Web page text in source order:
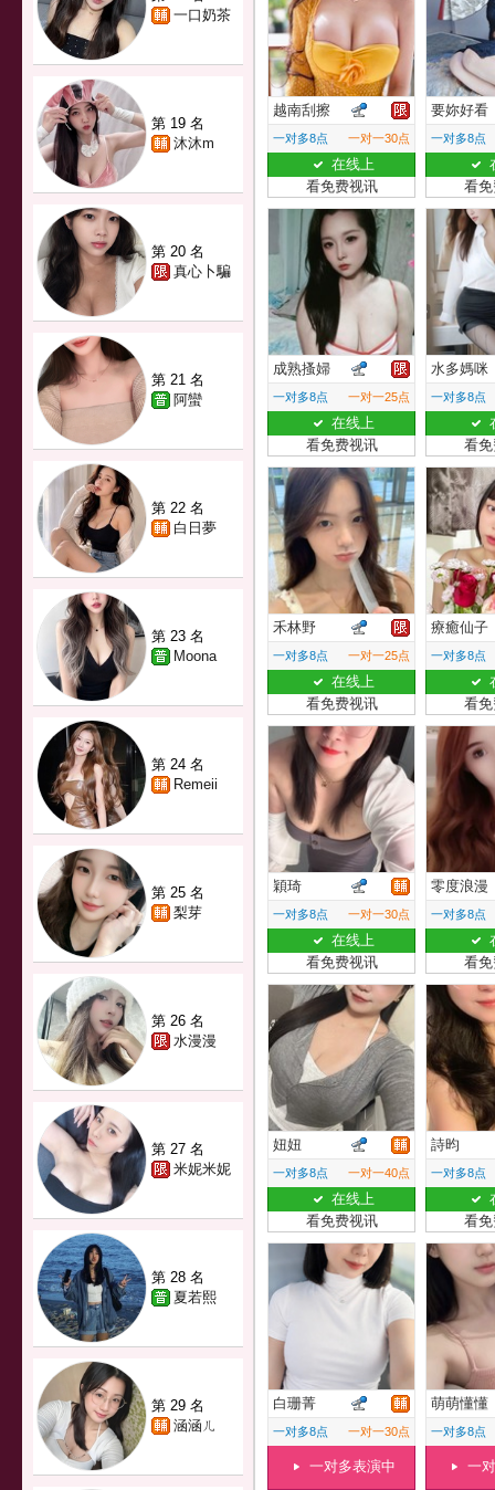
一口奶茶
第 19 名
沐沐m
第 20 名
真心卜騙
第 21 名
阿蠻
第 22 名
白日夢
第 23 名
Moona
第 24 名
Remeii
第 25 名
梨芽
第 26 名
水漫漫
第 27 名
米妮米妮
第 28 名
夏若熙
第 29 名
涵涵ㄦ
越南刮擦
一对多8点 一对一30点
在线上
看免费视讯
要妳好看
一对多8点
看
成熟搔婦
一对多8点 一对一25点
在线上
看免费视讯
水多媽咪
一对多8点
看
禾林野
一对多8点 一对一25点
在线上
看免费视讯
療癒仙子
一对多8点
看
穎琦
一对多8点 一对一30点
在线上
看免费视讯
零度浪漫
一对多8点
看
妞妞
一对多8点 一对一40点
在线上
看免费视讯
詩昀
一对多8点
看
白珊菁
一对多8点 一对一30点
一对多表演中
萌萌懂懂
一对多8点
一